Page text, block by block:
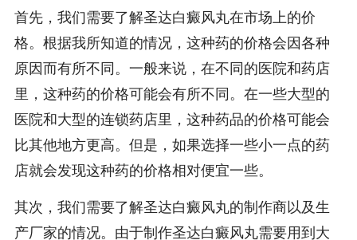
首先，我们需要了解圣达白癜风丸在市场上的价
格。根据我所知道的情况，这种药的价格会因各种
原因而有所不同。一般来说，在不同的医院和药店
里，这种药的价格可能会有所不同。在一些大型的
医院和大型的连锁药店里，这种药品的价格可能会
比其他地方更高。但是，如果选择一些小一点的药
店就会发现这种药的价格相对便宜一些。
其次，我们需要了解圣达白癜风丸的制作商以及生
产厂家的情况。由于制作圣达白癜风丸需要用到大